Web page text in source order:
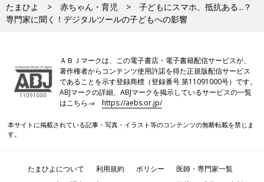
たまひよ 赤ちゃん・育児
子どもにスマホ、抵抗ある...？
専門家に聞く！デジタルツールの子どもへの影響
ＡＢＪマークは、この電子書店・電子書籍配信サービスが、
著作権者からコンテンツ使用許諾を得た正規版配信サービス
であることを示す登録商標（登録番号 第11091000号）です。
ABJマークの詳細、ABJマークを掲示しているサービスの一覧
はこちら→https://aebs.or.jp/
本サイトに掲載されている記事・写真・イラスト等のコンテンツの無断転載を禁じま
す。
たまひよについて 利用規約 ポリシー
医師・専門家一覧